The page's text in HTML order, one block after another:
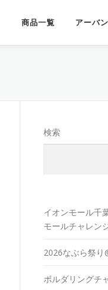
商品一覧 アーバ
検索
イオンモール千
モールチャレン
2026なぶら祭り
ボルダリングチ